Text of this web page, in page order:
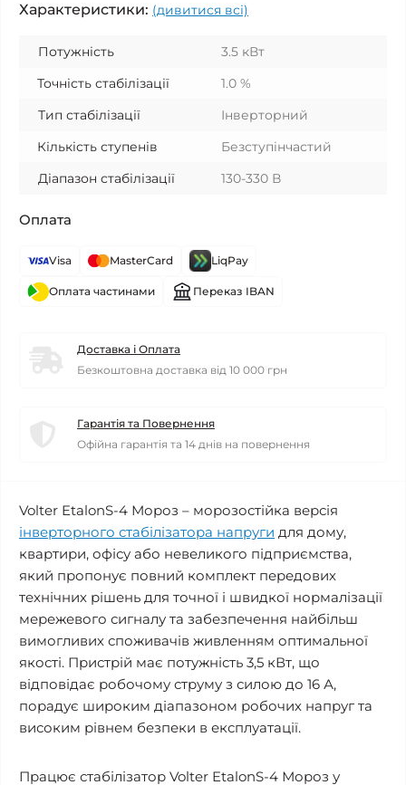
Характеристики: (дивитися всі)
Потужність
3.5 кВт
Точність стабілізації
1.0 %
Тип стабілізації
Інверторний
Кількість ступенів
Безступінчастий
Діапазон стабілізації
130-330 В
Оплата
Visa MasterCard LiqPay
Оплата частинами Переказ IBAN
Доставка і Оплата
Безкоштовна доставка від 10 000 грн
Гарантія та Повернення
Офійна гарантія та 14 днів на повернення
Volter EtalonS-4 Мороз – морозостійка версія
інверторного стабілізатора напруги для дому,
квартири, офісу або невеликого підприємства,
який пропонує повний комплект передових
технічних рішень для точної і швидкої нормалізації
мережевого сигналу та забезпечення найбільш
вимогливих споживачів живленням оптимальної
якості. Пристрій має потужність 3,5 кВт, що
відповідає робочому струму з силою до 16 А,
порадує широким діапазоном робочих напруг та
високим рівнем безпеки в експлуатації.
Працює стабілізатор Volter EtalonS-4 Мороз у